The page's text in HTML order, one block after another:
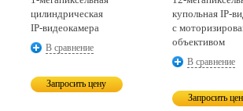
цилиндрическая
IP-видеокамера
В сравнение
Запросить цену
купольная IP-
с
объективом
В сравнение
Запросить